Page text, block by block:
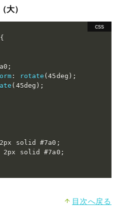
大）
{
;
: rotate (45deg ) ;
( 45deg ) ;
solid #7a0 ;
2px solid #7a0 ;
目次へ戻る